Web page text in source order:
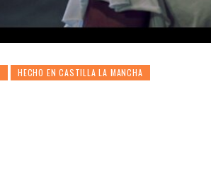
HECHO EN CASTILLA LA MANCHA